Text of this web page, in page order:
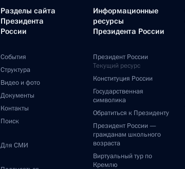
Разделы сайта
Президента
России
События
Структура
Видео и фото
Документы
Контакты
Поиск
Для СМИ
Информационные
ресурсы
Президента России
Президент России
Текущий ресурс
Конституция России
Государственная
символика
Обратиться к Президенту
Президент России —
гражданам школьного
возраста
Виртуальный тур по
Кремлю